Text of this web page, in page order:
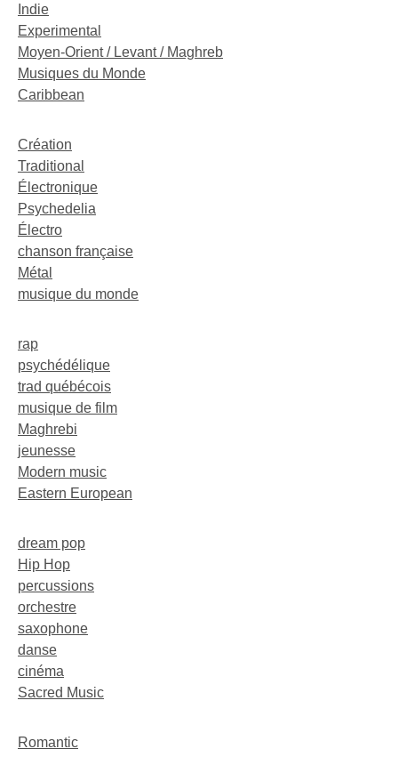
Indie
Experimental
Moyen-Orient / Levant / Maghreb
Musiques du Monde
Caribbean
Création
Traditional
Électronique
Psychedelia
Électro
chanson française
Métal
musique du monde
rap
psychédélique
trad québécois
musique de film
Maghrebi
jeunesse
Modern music
Eastern European
dream pop
Hip Hop
percussions
orchestre
saxophone
danse
cinéma
Sacred Music
Romantic